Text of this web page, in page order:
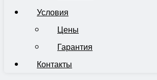
Условия
Цены
Гарантия
Контакты